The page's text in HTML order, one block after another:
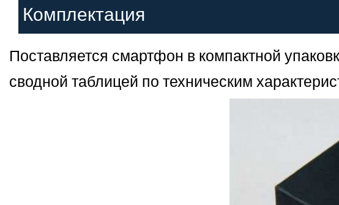
Комплектация
Поставляется смартфон в компактной
сводной таблицей по техническим